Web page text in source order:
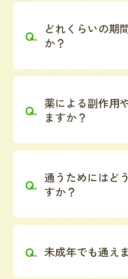
どれくらいの期
か？
薬による副作用
ますか？
通うためにはど
すか？
未成年でも通え